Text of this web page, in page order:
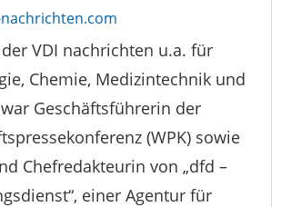
VDI nachrichten u.a. für
Chemie, Medizintechnik und
Geschäftsführerin der
(WPK) sowie
Chefredakteurin von „dfd –
einer Agentur für